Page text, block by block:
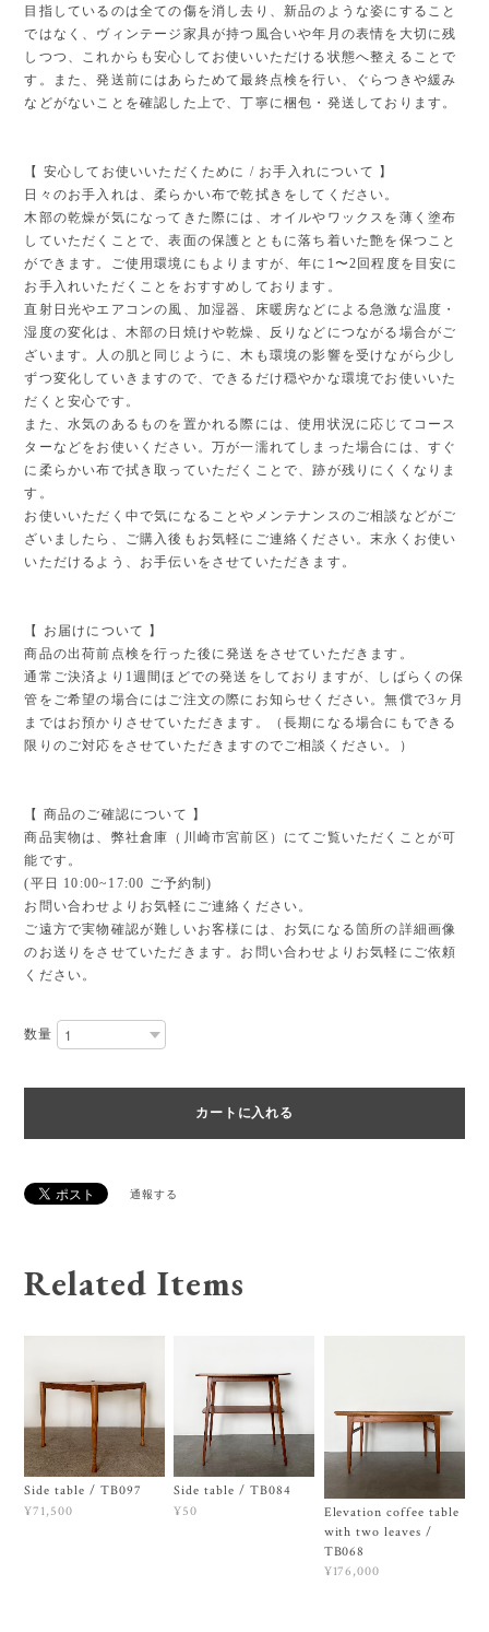
目指しているのは全ての傷を消し去り、新品のような姿にすること
ではなく、ヴィンテージ家具が持つ風合いや年月の表情を大切に残
しつつ、これからも安心してお使いいただける状態へ整えることで
す。また、発送前にはあらためて最終点検を行い、ぐらつきや緩み
などがないことを確認した上で、丁寧に梱包・発送しております。
【 安心してお使いいただくために / お手入れについて 】
日々のお手入れは、柔らかい布で乾拭きをしてください。
木部の乾燥が気になってきた際には、オイルやワックスを薄く塗布
していただくことで、表面の保護とともに落ち着いた艶を保つこと
ができます。ご使用環境にもよりますが、年に1〜2回程度を目安に
お手入れいただくことをおすすめしております。
直射日光やエアコンの風、加湿器、床暖房などによる急激な温度・
湿度の変化は、木部の日焼けや乾燥、反りなどにつながる場合がご
ざいます。人の肌と同じように、木も環境の影響を受けながら少し
ずつ変化していきますので、できるだけ穏やかな環境でお使いいた
だくと安心です。
また、水気のあるものを置かれる際には、使用状況に応じてコース
ターなどをお使いください。万が一濡れてしまった場合には、すぐ
に柔らかい布で拭き取っていただくことで、跡が残りにくくなりま
す。
お使いいただく中で気になることやメンテナンスのご相談などがご
ざいましたら、ご購入後もお気軽にご連絡ください。末永くお使い
いただけるよう、お手伝いをさせていただきます。
【 お届けについて 】
商品の出荷前点検を行った後に発送をさせていただきます。
通常ご決済より1週間ほどでの発送をしておりますが、しばらくの保
管をご希望の場合にはご注文の際にお知らせください。無償で3ヶ月
まではお預かりさせていただきます。（長期になる場合にもできる
限りのご対応をさせていただきますのでご相談ください。）
【 商品のご確認について 】
商品実物は、弊社倉庫（川崎市宮前区）にてご覧いただくことが可
能です。
(平日 10:00~17:00 ご予約制)
お問い合わせよりお気軽にご連絡ください。
ご遠方で実物確認が難しいお客様には、お気になる箇所の詳細画像
のお送りをさせていただきます。お問い合わせよりお気軽にご依頼
ください。
数量
通報する
Related Items
Side table / TB097
¥71,500
Side table / TB084
¥50
Elevation coffee table
with two leaves /
TB068
¥176,000